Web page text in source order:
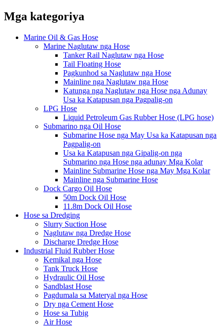
Mga kategoriya
Marine Oil & Gas Hose
Marine Naglutaw nga Hose
Tanker Rail Naglutaw nga Hose
Tail Floating Hose
Pagkunhod sa Naglutaw nga Hose
Mainline nga Naglutaw nga Hose
Katunga nga Naglutaw nga Hose nga Adunay
Usa ka Katapusan nga Pagpalig-on
LPG Hose
Liquid Petroleum Gas Rubber Hose (LPG hose)
Submarino nga Oil Hose
Submarine Hose nga May Usa ka Katapusan nga
Pagpalig-on
Usa ka Katapusan nga Gipalig-on nga
Submarino nga Hose nga adunay Mga Kolar
Mainline Submarine Hose nga May Mga Kolar
Mainline nga Submarine Hose
Dock Cargo Oil Hose
50m Dock Oil Hose
11.8m Dock Oil Hose
Hose sa Dredging
Slurry Suction Hose
Naglutaw nga Dredge Hose
Discharge Dredge Hose
Industrial Fluid Rubber Hose
Kemikal nga Hose
Tank Truck Hose
Hydraulic Oil Hose
Sandblast Hose
Pagdumala sa Materyal nga Hose
Dry nga Cement Hose
Hose sa Tubig
Air Hose